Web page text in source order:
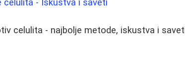
celulita - Iskustva i saveti
celulita - najbolje metode, iskustva i